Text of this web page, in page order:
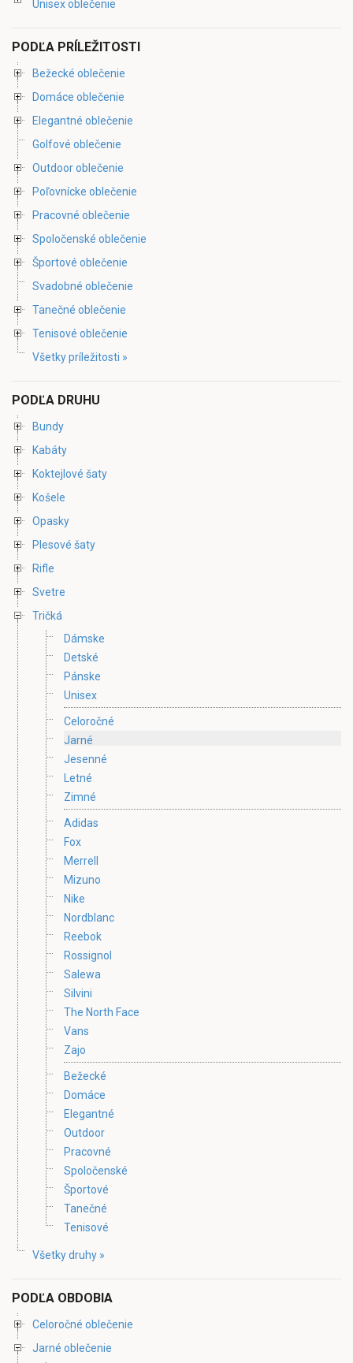
Unisex oblečenie
PODĽA PRÍLEŽITOSTI
Bežecké oblečenie
Domáce oblečenie
Elegantné oblečenie
Golfové oblečenie
Outdoor oblečenie
Poľovnícke oblečenie
Pracovné oblečenie
Spoločenské oblečenie
Športové oblečenie
Svadobné oblečenie
Tanečné oblečenie
Tenisové oblečenie
Všetky príležitosti »
PODĽA DRUHU
Bundy
Kabáty
Koktejlové šaty
Košele
Opasky
Plesové šaty
Rifle
Svetre
Tričká
Dámske
Detské
Pánske
Unisex
Celoročné
Jarné
Jesenné
Letné
Zimné
Adidas
Fox
Merrell
Mizuno
Nike
Nordblanc
Reebok
Rossignol
Salewa
Silvini
The North Face
Vans
Zajo
Bežecké
Domáce
Elegantné
Outdoor
Pracovné
Spoločenské
Športové
Tanečné
Tenisové
Všetky druhy »
PODĽA OBDOBIA
Celoročné oblečenie
Jarné oblečenie